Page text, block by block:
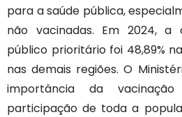
para a saúde pública,
não vacinadas. Em 2024,
público prioritário foi 48,89%
nas demais regiões. O
importância da
participação de toda a